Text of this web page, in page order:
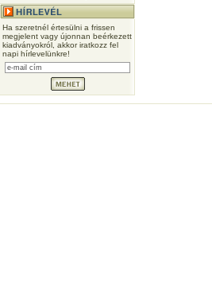
Ha szeretnél értesülni a frissen
megjelent vagy újonnan beérkezett
kiadványokról, akkor iratkozz fel
napi hírlevelünkre!